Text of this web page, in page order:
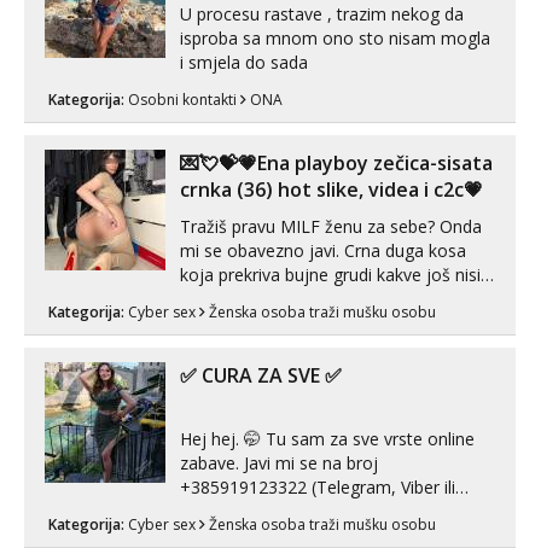
U procesu rastave , trazim nekog da
isproba sa mnom ono sto nisam mogla
i smjela do sada
Kategorija: Osobni kontakti ONA
💌💘💝💗Ena playboy zečica-sisata
crnka (36) hot slike, videa i c2c💗
Tražiš pravu MILF ženu za sebe? Onda
mi se obavezno javi. Crna duga kosa
koja prekriva bujne grudi kakve još nisi
vidio, čista ŠESTICA! A usne? O usnama
bolje da ni ne pričam. Prave pune usne
vjeruj mi, takve još nisi vidio. Uvijek sam
Kategorija: Cyber sex Ženska osoba traži mušku osobu
✅ CURA ZA SVE ✅
Hej hej. 🤭 Tu sam za sve vrste online
zabave. Javi mi se na broj
+385919123322 (Telegram, Viber ili
Whatsapp). 🤙 NE javljaj se na uzivo.
Hvala.
Kategorija: Cyber sex Ženska osoba traži mušku osobu